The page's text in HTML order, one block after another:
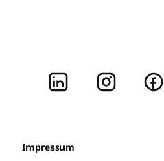
Impressum